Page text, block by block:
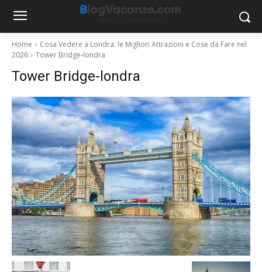
Home
Cosa Vedere a Londra: le Migliori Attrazioni e Cose da Fare nel
2026
Tower Bridge-londra
Tower Bridge-londra